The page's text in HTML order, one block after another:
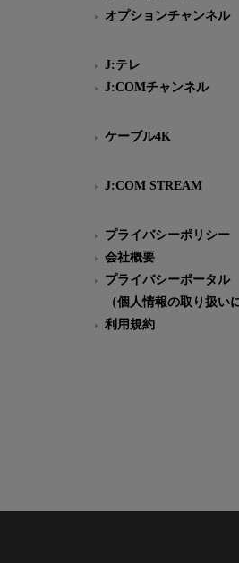
オプションチャンネル
J:テレ
J:COMチャンネル
ケーブル4K
J:COM STREAM
プライバシーポリシー
会社概要
プライバシーポータル
（個人情報の取り扱い
利用規約